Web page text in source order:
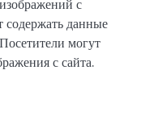
с
содержать данные
могут
с сайта.